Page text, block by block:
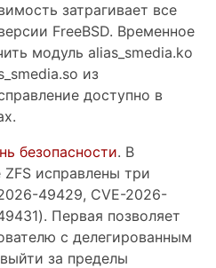
затрагивает все
FreeBSD. Временное
модуль alias_smedia.ko
из
доступно в
безопасности. В
исправлены три
49429, CVE-2026-
Первая позволяет
с делегированным
за пределы